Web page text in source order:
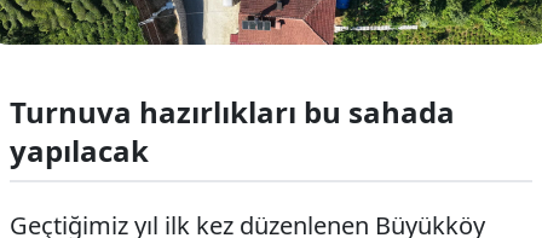
Turnuva hazırlıkları bu sahada
yapılacak
Geçtiğimiz yıl ilk kez düzenlenen Büyükköy